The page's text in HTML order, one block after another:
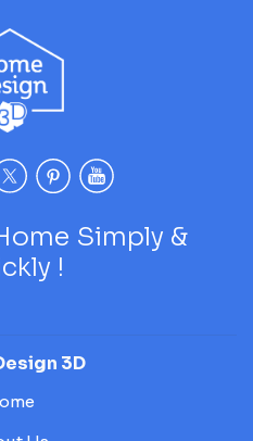
Simply &
!
3D